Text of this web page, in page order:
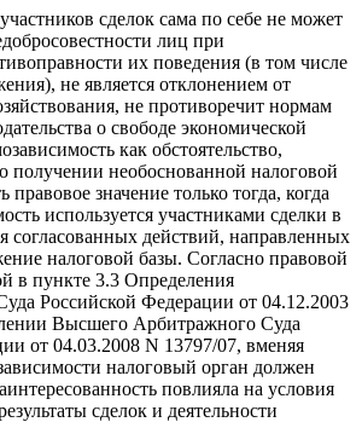
сделок сама по себе не может
лиц при
их поведения (в том числе
не является отклонением от
не противоречит нормам
о свободе экономической
как обстоятельство,
получении необоснованной налоговой
значение только тогда, когда
используется участниками сделки в
согласованных действий, направленных
налоговой базы. Согласно правовой
в пункте 3.3 Определения
Российской Федерации от 04.12.2003
Высшего Арбитражного Суда
от 04.03.2008 N 13797/07, вменяя
налоговый орган должен
повлияла на условия
сделок и деятельности